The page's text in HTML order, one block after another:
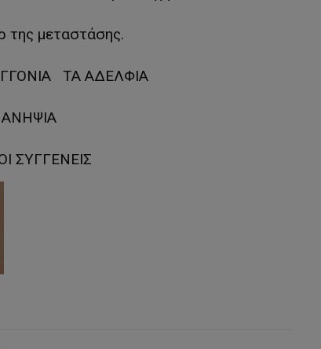
της μεταστάσης.
ΤΑ ΑΔΕΛΦΙΑ
ΣΥΓΓΕΝΕΙΣ